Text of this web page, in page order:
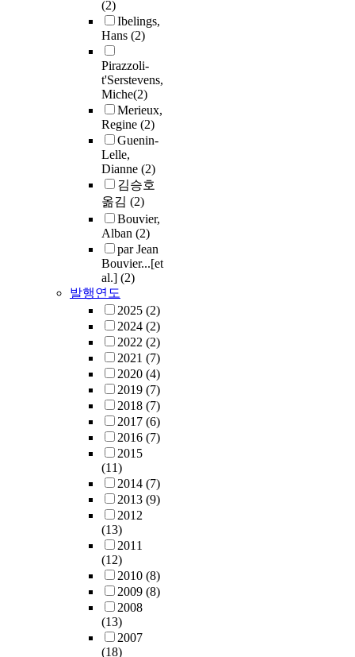
(2)
Ibelings,
Hans (2)
Pirazzoli-
t'Serstevens,
Miche(2)
Merieux,
Regine (2)
Guenin-
Lelle,
Dianne (2)
김승호
옮김 (2)
Bouvier,
Alban (2)
par Jean
Bouvier...[et
al.] (2)
발행연도
2025 (2)
2024 (2)
2022 (2)
2021 (7)
2020 (4)
2019 (7)
2018 (7)
2017 (6)
2016 (7)
2015
(11)
2014 (7)
2013 (9)
2012
(13)
2011
(12)
2010 (8)
2009 (8)
2008
(13)
2007
(18)